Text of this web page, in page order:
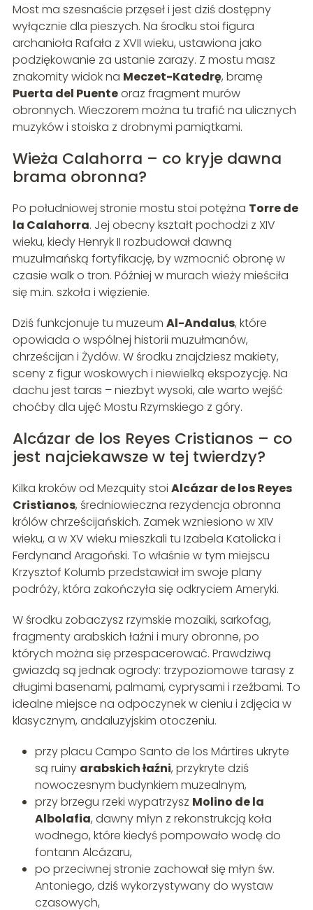
Most ma szesnaście przęseł i jest dziś dostępny
wyłącznie dla pieszych. Na środku stoi figura
archanioła Rafała z XVII wieku, ustawiona jako
podziękowanie za ustanie zarazy. Z mostu masz
znakomity widok na Meczet-Katedrę, bramę
Puerta del Puenteoraz fragment murów
obronnych. Wieczorem można tu trafić na ulicznych
muzyków i stoiska z drobnymi pamiątkami.
Wieża Calahorra – co kryje dawna
brama obronna?
Po południowej stronie mostu stoi potężna Torre de
la Calahorra. Jej obecny kształt pochodzi z XIV
wieku, kiedy Henryk II rozbudował dawną
muzułmańską fortyfikację, by wzmocnić obronę w
czasie walk o tron. Później w murach wieży mieściła
się m.in. szkoła i więzienie.
Dziś funkcjonuje tu muzeum Al-Andalus, które
opowiada o wspólnej historii muzułmanów,
chrześcijan i Żydów. W środku znajdziesz makiety,
sceny z figur woskowych i niewielką ekspozycję. Na
dachu jest taras – niezbyt wysoki, ale warto wejść
choćby dla ujęć Mostu Rzymskiego z góry.
Alcázar de los Reyes Cristianos – co
jest najciekawsze w tej twierdzy?
Kilka kroków od Mezquity stoi Alcázar de los Reyes
Cristianos, średniowieczna rezydencja obronna
królów chrześcijańskich. Zamek wzniesiono w XIV
wieku, a w XV wieku mieszkali tu Izabela Katolicka i
Ferdynand Aragoński. To właśnie w tym miejscu
Krzysztof Kolumb przedstawiał im swoje plany
podróży, która zakończyła się odkryciem Ameryki.
W środku zobaczysz rzymskie mozaiki, sarkofag,
fragmenty arabskich łaźni i mury obronne, po
których można się przespacerować. Prawdziwą
gwiazdą są jednak ogrody: trzypoziomowe tarasy z
długimi basenami, palmami, cyprysami i rzeźbami. To
idealne miejsce na odpoczynek w cieniu i zdjęcia w
klasycznym, andaluzyjskim otoczeniu.
przy placu Campo Santo de los Mártires ukryte
są ruiny arabskich łaźni, przykryte dziś
nowoczesnym budynkiem muzealnym,
przy brzegu rzeki wypatrzysz Molino de la
Albolafia, dawny młyn z rekonstrukcją koła
wodnego, które kiedyś pompowało wodę do
fontann Alcázaru,
po przeciwnej stronie zachował się młyn św.
Antoniego, dziś wykorzystywany do wystaw
czasowych,